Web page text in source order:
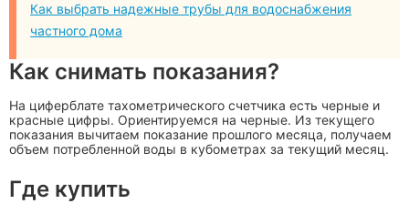
Как выбрать надежные трубы для водоснабжения
частного дома
Как снимать показания?
На циферблате тахометрического счетчика есть черные и
красные цифры. Ориентируемся на черные. Из текущего
показания вычитаем показание прошлого месяца, получаем
объем потребленной воды в кубометрах за текущий месяц.
Где купить